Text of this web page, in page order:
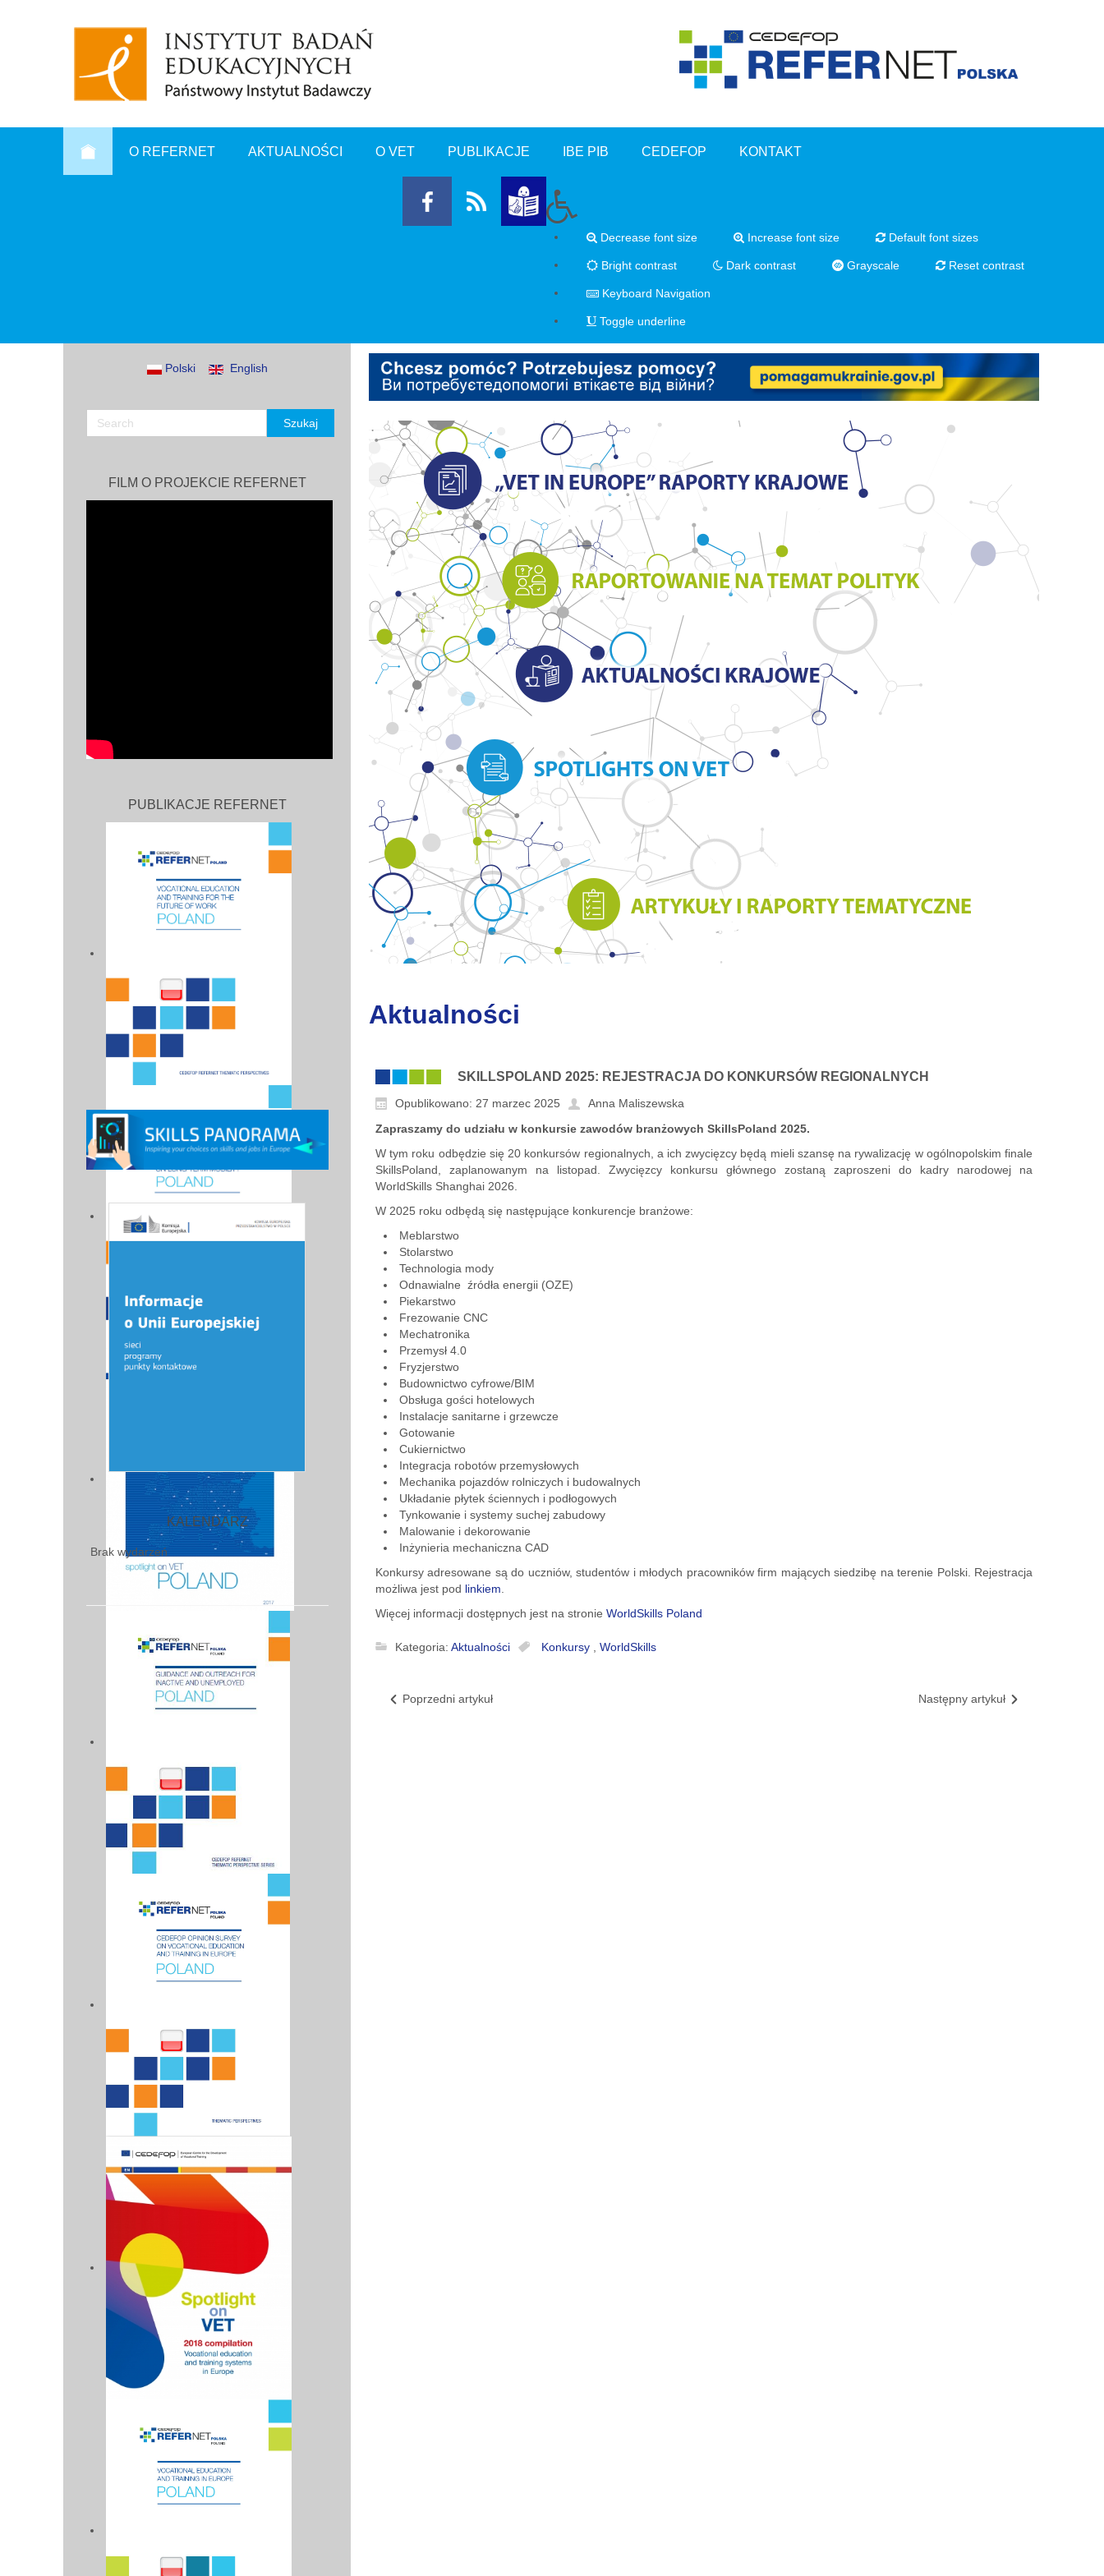
O REFERNET AKTUALNOŚCI O VET PUBLIKACJE IBE PIB CEDEFOP KONTAKT
Decrease font size Increase font size Default font sizes
Bright contrast Dark contrast Grayscale Reset contrast
Keyboard Navigation
Toggle underline
Polski English
FILM O PROJEKCIE REFERNET
PUBLIKACJE REFERNET
KALENDARZ
Brak wydarzeń
Aktualności
SKILLSPOLAND 2025: REJESTRACJA DO KONKURSÓW REGIONALNYCH
Opublikowano: 27 marzec 2025
Anna Maliszewska
Zapraszamy do udziału w konkursie zawodów branżowych SkillsPoland 2025.
W tym roku odbędzie się 20 konkursów regionalnych, a ich zwycięzcy będą mieli szansę na rywalizację w ogólnopolskim finale
SkillsPoland, zaplanowanym na listopad. Zwycięzcy konkursu głównego zostaną zaproszeni do kadry narodowej na
WorldSkills Shanghai 2026.
W 2025 roku odbędą się następujące konkurencje branżowe:
Meblarstwo
Stolarstwo
Technologia mody
Odnawialne źródła energii (OZE)
Piekarstwo
Frezowanie CNC
Mechatronika
Przemysł 4.0
Fryzjerstwo
Budownictwo cyfrowe/BIM
Obsługa gości hotelowych
Instalacje sanitarne i grzewcze
Gotowanie
Cukiernictwo
Integracja robotów przemysłowych
Mechanika pojazdów rolniczych i budowalnych
Układanie płytek ściennych i podłogowych
Tynkowanie i systemy suchej zabudowy
Malowanie i dekorowanie
Inżynieria mechaniczna CAD
Konkursy adresowane są do uczniów, studentów i młodych pracowników firm mających siedzibę na terenie Polski. Rejestracja
możliwa jest pod linkiem
Więcej informacji dostępnych jest na stronie WorldSkills Poland
Kategoria: Aktualności Konkursy WorldSkills
Poprzedni artykuł Następny artykuł